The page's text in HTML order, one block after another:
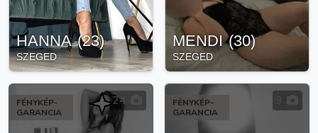
HANNA (23)
SZEGED
MENDI (30)
SZEGED
FÉNYKÉP-
GARANCIA
24
FÉNYKÉP-
GARANCIA